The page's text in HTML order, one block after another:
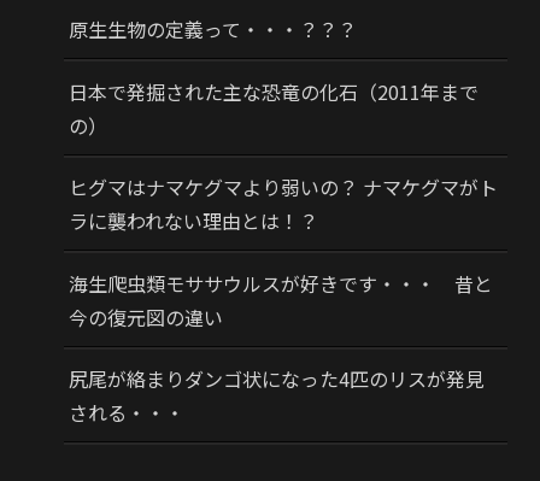
原生生物の定義って・・・？？？
日本で発掘された主な恐竜の化石（2011年まで
の）
ヒグマはナマケグマより弱いの？ ナマケグマがト
ラに襲われない理由とは！？
海生爬虫類モササウルスが好きです・・・ 昔と
今の復元図の違い
尻尾が絡まりダンゴ状になった4匹のリスが発見
される・・・